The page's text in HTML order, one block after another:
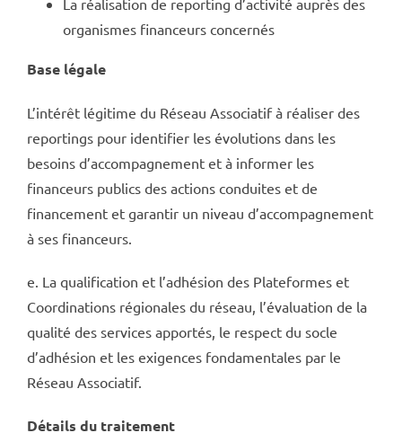
La réalisation de reporting d’activité auprès des
organismes financeurs concernés
Base légale
L’intérêt légitime du Réseau Associatif à réaliser des
reportings pour identifier les évolutions dans les
besoins d’accompagnement et à informer les
financeurs publics des actions conduites et de
financement et garantir un niveau d’accompagnement
à ses financeurs.
e. La qualification et l’adhésion des Plateformes et
Coordinations régionales du réseau, l’évaluation de la
qualité des services apportés, le respect du socle
d’adhésion et les exigences fondamentales par le
Réseau Associatif.
Détails du traitement